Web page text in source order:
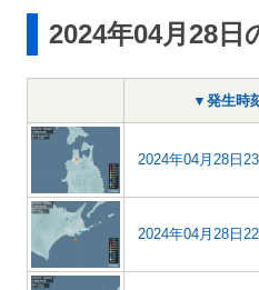
2024年04月28日
▼発生時
2024年04月28日
2024年04月28日